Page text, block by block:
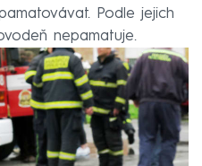
Podle jejich
nepamatuje.